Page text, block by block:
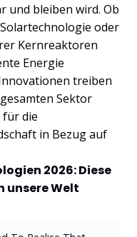
und bleiben wird. Ob
oder
Kernreaktoren
Energie
treiben
Sektor
für die
in Bezug auf
2026: Diese
unsere Welt